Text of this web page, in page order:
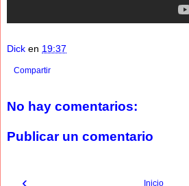
Dick en 19:37
Compartir
No hay comentarios:
Publicar un comentario
‹ Inicio